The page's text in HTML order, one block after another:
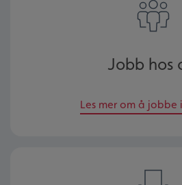
Jobb hos
Les mer om å jobbe